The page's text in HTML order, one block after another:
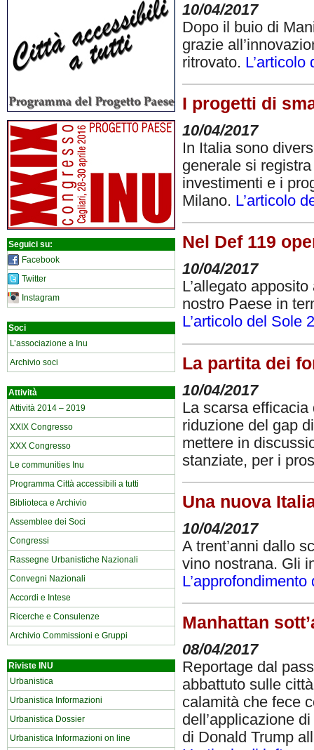
Seguici su:
Facebook
Twitter
Instagram
Soci
L’associazione a Inu
Archivio soci
Attività
Attività 2014 – 2019
XXIX Congresso
XXX Congresso
Le communities Inu
Programma Città accessibili a tutti
Biblioteca e Archivio
Assemblee dei Soci
Congressi
Rassegne Urbanistiche Nazionali
Convegni Nazionali
Accordi e Intese
Ricerche e Consulenze
Archivio Commissioni e Gruppi
Riviste INU
Urbanistica
Urbanistica Informazioni
Urbanistica Dossier
Urbanistica Informazioni on line
10/04/2017
Dopo il buio di
grazie
ritrovato. L’articolo
I progetti di
10/04/2017
In Italia sono
generale si
investimenti e i
Milano. L’articolo
Nel Def 119
10/04/2017
L’allegato
nostro Paese in
L’articolo del Sole
La partita dei
10/04/2017
La scarsa
riduzione del gap
mettere in
stanziate, per i
Una nuova
10/04/2017
A trent’anni dallo
vino nostrana. Gli
Manhattan
08/04/2017
Reportage dal
abbattuto sulle
calamità che fece
dell’applicazione
di Donald Trump